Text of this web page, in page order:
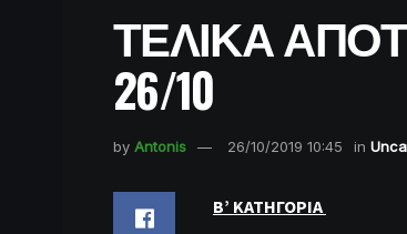
ΤΕΛΙΚΑ
26/10
by Antonis 26/10/2019 10:45 in
Β’ ΚΑΤΗΓΟΡΙΑ